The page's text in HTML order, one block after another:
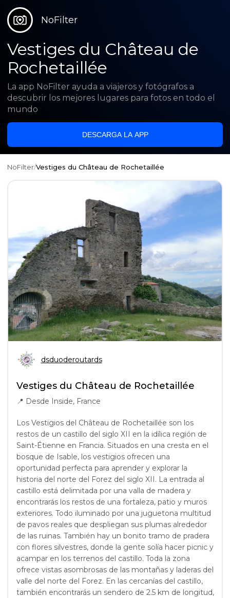
NoFilter
Vestiges du Château de
Rochetaillée
La app NoFilter ayuda a viajeros y fotógrafos a
descubrir los mejores lugares para fotos en todo el
mundo
DESCARGA LA APP
NoFilter/Vestiges du Château de Rochetaillée
dsduoderoutards
Vestiges du Château de Rochetaillée
📍 Desde Inside, France
Los Vestigios del Château de Rochetaillée son los
restos de un castillo del siglo XII en la idílica región de
Saint-Étienne en Francia. Situados en una cresta en el
bosque de Isable, los vestigios ofrecen una
oportunidad perfecta para aprender y explorar la
historia del norte del Forez del siglo XII. La entrada al
castillo está delimitada por una valla de madera y
encontrarás los restos de una fortaleza, patio y muros
exteriores. Todo iluminado por una juguetona multitud
de pavos reales que despliegan sus plumas alrededor
de las ruinas. También hay un bonito tramo de pradera
con flores silvestres, donde la gente solía hacer picnic y
acampar en los terrenos del castillo. Toda la zona
ofrece vistas asombrosas de las montañas y laderas del
valle del norte del Forez. En las cercanías del castillo,
también encontrarás un sendero de 2.5 km de longitud,